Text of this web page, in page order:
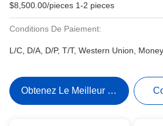
$8,500.00/pieces 1-2 pieces
Conditions De Paiement:
L/C, D/A, D/P, T/T, Western Union,
Obtenez Le Meilleur Prix